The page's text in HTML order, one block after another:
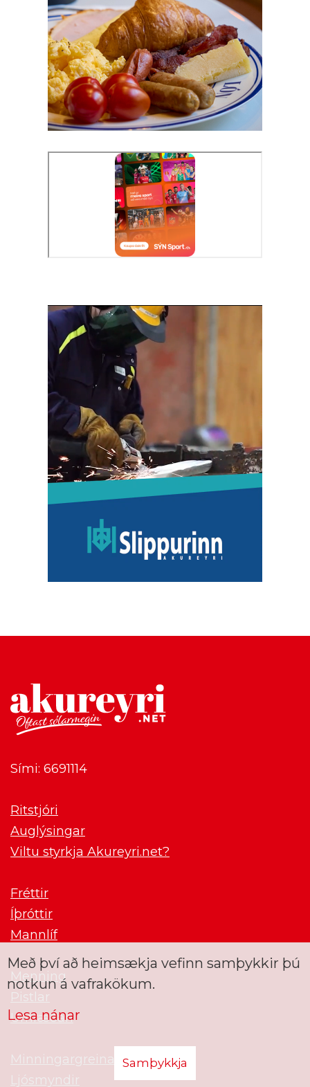
Sími: 6691114
Ritstjóri
Auglýsingar
Viltu styrkja Akureyri.net?
Fréttir
Íþróttir
Mannlíf
Menning
Pistlar
Umræðan
Minningargreinar
Ljósmyndir
Með því að heimsækja vefinn samþykkir þú
notkun á vafrakökum.
Lesa nánar
Samþykkja